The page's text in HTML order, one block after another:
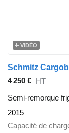
VIDÉO
4 250 € HT
Semi-remorque
2015
Capacité de